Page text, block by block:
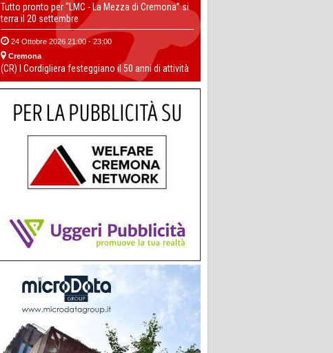
Tutto pronto per “LMC - La Mezza di Cremona” si
terra il 20 settembre
24 Ottobre 2026 21:00 - 23:00
Cremona
(CR) I Cordigliera festeggiano il 50 anni di attività